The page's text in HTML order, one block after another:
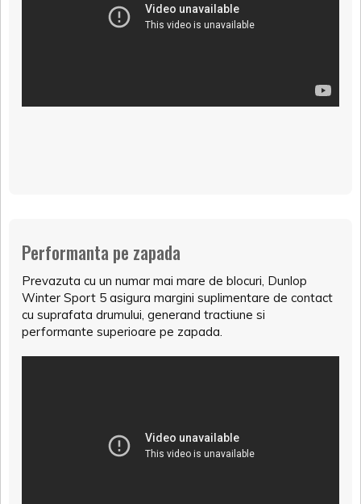
Performanta pe zapada
Prevazuta cu un numar mai mare de blocuri, Dunlop
Winter Sport 5 asigura margini suplimentare de contact
cu suprafata drumului, generand tractiune si
performante superioare pe zapada.